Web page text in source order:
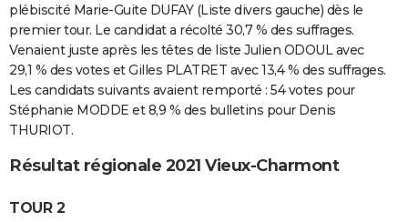
plébiscité Marie-Guite DUFAY (Liste divers gauche) dès le
premier tour. Le candidat a récolté 30,7 % des suffrages.
Venaient juste après les têtes de liste Julien ODOUL avec
29,1 % des votes et Gilles PLATRET avec 13,4 % des suffrages.
Les candidats suivants avaient remporté : 54 votes pour
Stéphanie MODDE et 8,9 % des bulletins pour Denis
THURIOT.
Résultat régionale 2021 Vieux-Charmont
TOUR 2